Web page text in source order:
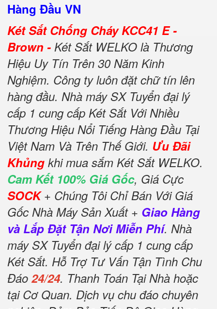
Hàng Đầu VN
Két Sắt Chống Cháy KCC41 E -
Brown - Két Sắt WELKO là Thương
Hiệu Uy Tín Trên 30 Năm Kinh
Nghiệm. Công ty luôn đặt chữ tín lên
hàng đầu. Nhà máy SX Tuyển đại lý
cấp 1 cung cấp Két Sắt Với Nhiều
Thương Hiệu Nổi Tiếng Hàng Đầu Tại
Việt Nam Và Trên Thế Giới. Ưu Đãi
Khủng khi mua sắm Két Sắt WELKO.
Cam Kết 100% Giá Gốc, Giá Cực
SOCK+ Chúng Tôi Chỉ Bán Với Giá
Gốc Nhà Máy Sản Xuất + Giao Hàng
và Lắp Đặt Tận Nơi Miễn Phí. Nhà
máy SX Tuyển đại lý cấp 1 cung cấp
Két Sắt. Hỗ Trợ Tư Vấn Tận Tình Chu
Đáo 24/24. Thanh Toán Tại Nhà hoặc
tại Cơ Quan. Dịch vụ chu đáo chuyên